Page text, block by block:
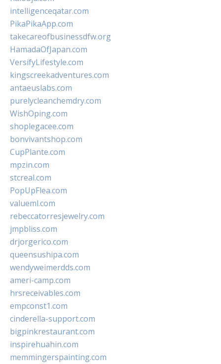
intelligenceqatar.com
PikaPikaApp.com
takecareofbusinessdfw.org
HamadaOfJapan.com
VersifyLifestyle.com
kingscreekadventures.com
antaeuslabs.com
purelycleanchemdry.com
WishOping.com
shoplegacee.com
bonvivantshop.com
CupPlante.com
mpzin.com
stcreal.com
PopUpFlea.com
valueml.com
rebeccatorresjewelry.com
jmpbliss.com
drjorgerico.com
queensushipa.com
wendyweimerdds.com
ameri-camp.com
hrsreceivables.com
empconst1.com
cinderella-support.com
bigpinkrestaurant.com
inspirehuahin.com
memmingerspainting.com